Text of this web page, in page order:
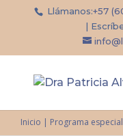
Llámanos:+57
|
Inicio | Programa especial